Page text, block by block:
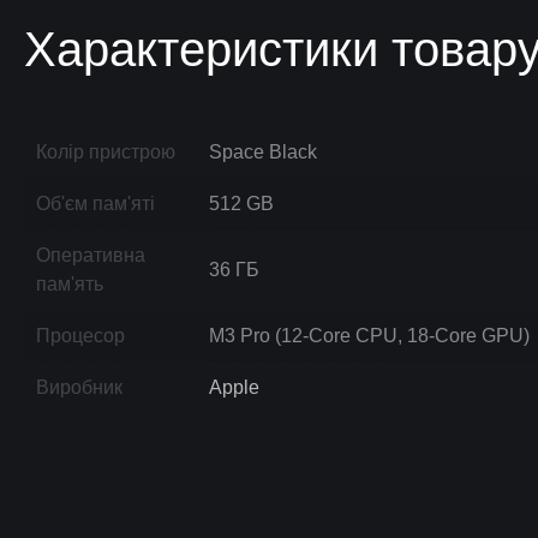
Характеристики
Колір пристрою Space Black
Об'єм пам'яті 512 GB
Оперативна
пам'ять
36 ГБ
Процесор M3 Pro (12-Core CPU, 18-Core GPU)
Виробник Apple